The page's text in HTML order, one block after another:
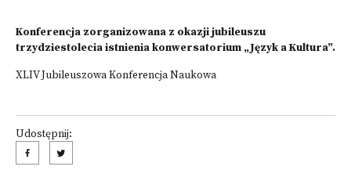
Konferencja zorganizowana z okazji jubileuszu
trzydziestolecia istnienia konwersatorium „Język a Kultura”.
XLIV Jubileuszowa Konferencja Naukowa
Udostępnij: